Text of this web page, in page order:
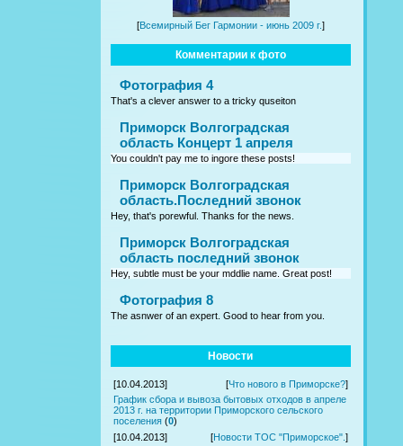
[Всемирный Бег Гармонии - июнь 2009 г.]
Комментарии к фото
Фотография 4
That's a clever answer to a tricky quseiton
Приморск Волгоградская
область Концерт 1 апреля
You couldn't pay me to ingore these posts!
Приморск Волгоградская
область.Последний звонок
Hey, that's porewful. Thanks for the news.
Приморск Волгоградская
область последний звонок
Hey, subtle must be your mddlie name. Great post!
Фотография 8
The asnwer of an expert. Good to hear from you.
Новости
[10.04.2013] [Что нового в Приморске?]
График сбора и вывоза бытовых отходов в апреле
2013 г. на территории Приморского сельского
поселения (0)
[10.04.2013]
[Новости ТОС "Приморское". ]